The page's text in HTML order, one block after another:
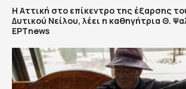
Η Αττική στο επίκεντρο της έξαρσης
Δυτικού Νείλου, λέει η καθηγήτρια Θ.
ΕΡΤnews